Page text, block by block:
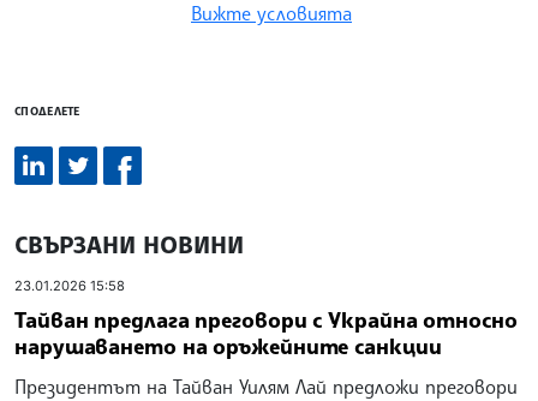
Вижте условията
СПОДЕЛЕТЕ
СВЪРЗАНИ НОВИНИ
23.01.2026 15:58
Тайван предлага преговори с Украйна относно
нарушаването на оръжейните санкции
Президентът на Тайван Уилям Лай предложи преговори